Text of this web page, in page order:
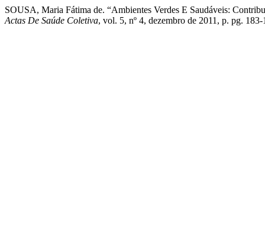
SOUSA, Maria Fátima de. “Ambientes Verdes E Saudáveis:
Actas De Saúde Coletiva, vol. 5, nº 4, dezembro de 2011, p. pg.